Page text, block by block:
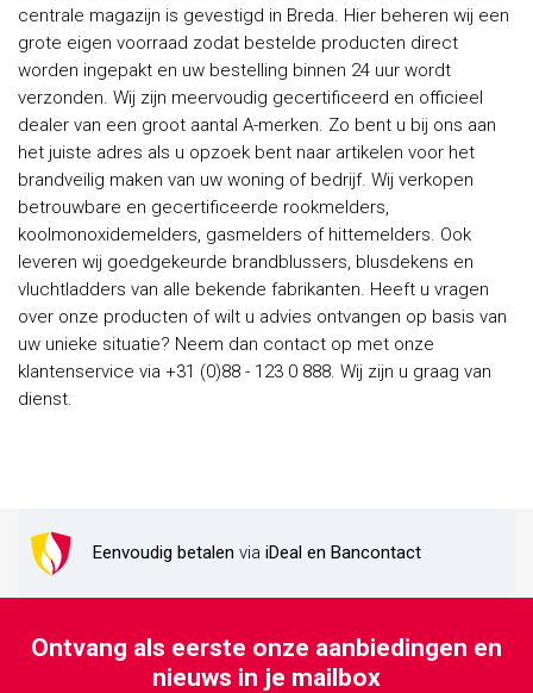
centrale magazijn is gevestigd in Breda. Hier beheren wij een
grote eigen voorraad zodat bestelde producten direct
worden ingepakt en uw bestelling binnen 24 uur wordt
verzonden. Wij zijn meervoudig gecertificeerd en officieel
dealer van een groot aantal A-merken. Zo bent u bij ons aan
het juiste adres als u opzoek bent naar artikelen voor het
brandveilig maken van uw woning of bedrijf. Wij verkopen
betrouwbare en gecertificeerde rookmelders,
koolmonoxidemelders, gasmelders of hittemelders. Ook
leveren wij goedgekeurde brandblussers, blusdekens en
vluchtladders van alle bekende fabrikanten. Heeft u vragen
over onze producten of wilt u advies ontvangen op basis van
uw unieke situatie? Neem dan contact op met onze
klantenservice via +31 (0)88 - 123 0 888. Wij zijn u graag van
dienst.
Eenvoudig betalen via iDeal en Bancontact
Ontvang als eerste onze aanbiedingen en
nieuws in je mailbox